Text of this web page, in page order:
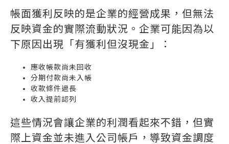
帳面獲利反映的是企業的經營成果，但無法
反映資金的實際流動狀況。企業可能因為以
下原因出現「有獲利但沒現金」：
應收帳款尚未回收
分期付款尚未入帳
收款條件過長
收入提前認列
這些情況會讓企業的利潤看起來不錯，但實
際上資金並未進入公司帳戶，導致資金調度